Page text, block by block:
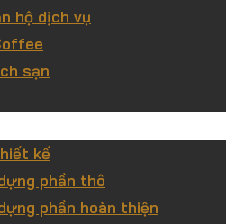
hộ dịch vụ
sạn
kế
phần thô
phần hoàn thiện